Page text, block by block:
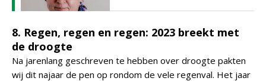
8. Regen, regen en regen: 2023 breekt met
de droogte
Na jarenlang geschreven te hebben over droogte pakten
wij dit najaar de pen op rondom de vele regenval. Het jaar